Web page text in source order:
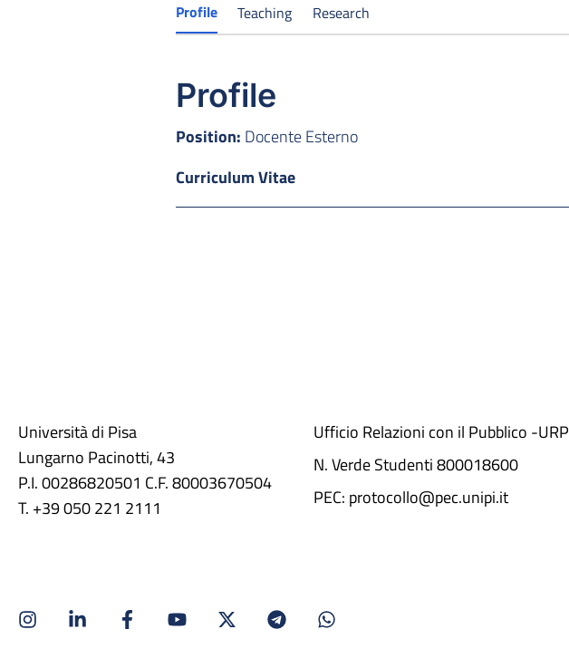
Profile Teaching Research
Profile
Position: Docente Esterno
Curriculum Vitae
Università di Pisa
Lungarno Pacinotti, 43
P.I. 00286820501 C.F. 80003670504
T. +39 050 221 2111
Ufficio Relazioni con il Pubblico -URP
N. Verde Studenti 800018600​
PEC: protocollo@pec.unipi.it